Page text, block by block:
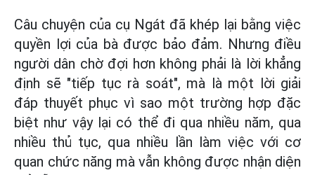
Câu chuyện của cụ Ngát đã khép lại bằng việc
quyền lợi của bà được bảo đảm. Nhưng điều
người dân chờ đợi hơn không phải là lời khẳng
định sẽ "tiếp tục rà soát", mà là một lời giải
đáp thuyết phục vì sao một trường hợp đặc
biệt như vậy lại có thể đi qua nhiều năm, qua
nhiều thủ tục, qua nhiều lần làm việc với cơ
quan chức năng mà vẫn không được nhận diện